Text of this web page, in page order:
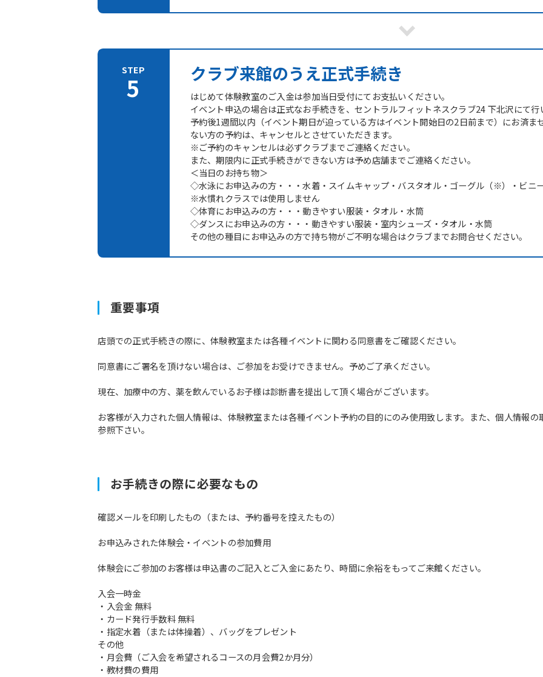
クラブ来館のうえ正式手続き
はじめて体験教室のご入金は参加当日受付にてお支払いください。
イベント申込の場合は正式なお手続きを、セントラルフィットネスクラブ24 下北沢にて行
予約後1週間以内（イベント期日が迫っている方はイベント開始日の2日前まで）にお済
ない方の予約は、キャンセルとさせていただきます。
※ご予約のキャンセルは必ずクラブまでご連絡ください。
また、期限内に正式手続きができない方は予め店舗までご連絡ください。
＜当日のお持ち物＞
◇水泳にお申込みの方・・・水着・スイムキャップ・バスタオル・ゴーグル（※）・ビニ
※水慣れクラスでは使用しません
◇体育にお申込みの方・・・動きやすい服装・タオル・水筒
◇ダンスにお申込みの方・・・動きやすい服装・室内シューズ・タオル・水筒
その他の種目にお申込みの方で持ち物がご不明な場合はクラブまでお問合せください。
重要事項
店頭での正式手続きの際に、体験教室または各種イベントに関わる同意書をご確認ください。
同意書にご署名を頂けない場合は、ご参加をお受けできません。予めご了承ください。
現在、加療中の方、薬を飲んでいるお子様は診断書を提出して頂く場合がございます。
お客様が入力された個人情報は、体験教室または各種イベント予約の目的にのみ使用致します。また、個人情報
参照下さい。
お手続きの際に必要なもの
確認メールを印刷したもの（または、予約番号を控えたもの）
お申込みされた体験会・イベントの参加費用
体験会にご参加のお客様は申込書のご記入とご入金にあたり、時間に余裕をもってご来館ください。
入会一時金
・入会金 無料
・カード発行手数料 無料
・指定水着（または体操着）、バッグをプレゼント
その他
・月会費（ご入会を希望されるコースの月会費2か月分）
・教材費の費用
automatically translated into
automatic translation) to return to
However, if you use an automatic
version of this website will be